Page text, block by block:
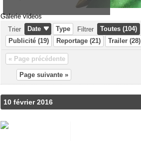
Galerie videos
Trier
Date Type Filtrer Toutes (104)
Publicité (19)
Reportage (21) Trailer (28)
« Page précédente
Page suivante »
10 février 2016